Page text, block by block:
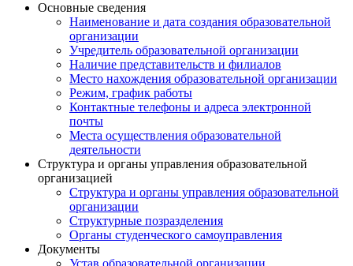
Основные сведения
Наименование и дата создания образовательной
организации
Учредитель образовательной организации
Наличие представительств и филиалов
Место нахождения образовательной организации
Режим, график работы
Контактные телефоны и адреса электронной
почты
Места осуществления образовательной
деятельности
Структура и органы управления образовательной
организацией
Структура и органы управления образовательной
организации
Структурные позразделения
Органы студенческого самоуправления
Документы
Устав образовательной организации